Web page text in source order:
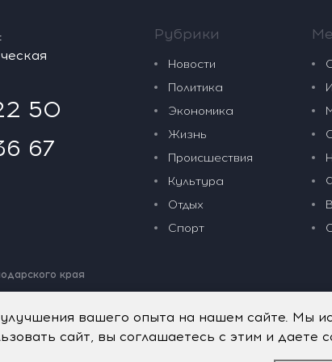
50
67
края
Ctrl+Enter.
Рубрики
Новости
Политика
Экономика
Жизнь
Происшествия
Культура
Отдых
Спорт
вашего опыта на нашем сайте. Мы
сайт, вы соглашаетесь с этим и даете